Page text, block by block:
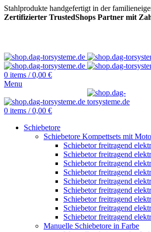
Stahlprodukte handgefertigt in der
Zertifizierter TrustedShops Partner mit
0 items / 0,00 €
Menu
0 items / 0,00 €
Schiebetore
Schiebetore Kompettsets mit
Schiebetor freitragend
Schiebetor freitragend
Schiebetor freitragend
Schiebetor freitragend
Schiebetor freitragend
Schiebetor freitragend
Schiebetor freitragend
Schiebetor freitragend
Schiebetor freitragend
Manuelle Schiebetore in Farbe